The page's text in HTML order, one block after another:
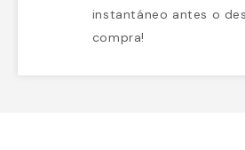
instantáneo antes o
compra!